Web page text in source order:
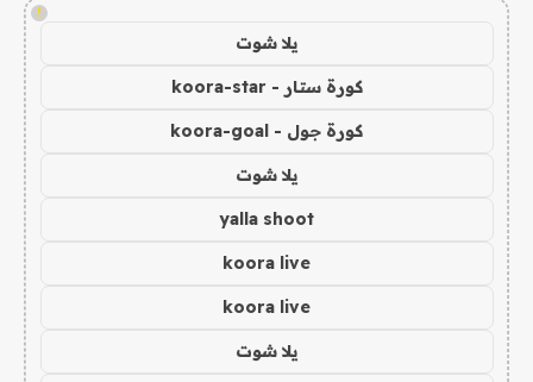
!
يلا شوت
كورة ستار - koora-star
كورة جول - koora-goal
يلا شوت
yalla shoot
koora live
koora live
يلا شوت